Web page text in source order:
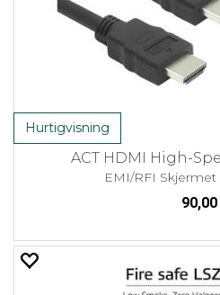
Hurtigvisning
ACT HDMI High-
EMI/RFI
90,00